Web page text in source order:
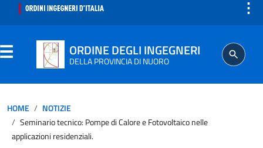
⋮
ORDINE DEGLI INGEGNERI
DELLA PROVINCIA DI NUORO
SEGRETERIA
HOME
NOTIZIE
Seminario tecnico: Pompe di Calore e Fotovoltaico nelle
applicazioni residenziali.